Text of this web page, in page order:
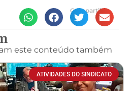
Compartilhe
este conteúdo também
ATIVIDADES DO SINDICATO